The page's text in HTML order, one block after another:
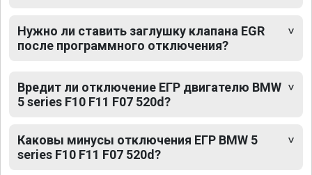
Нужно ли ставить заглушку клапана EGR
после программного отключения?
Вредит ли отключение ЕГР двигателю BMW
5 series F10 F11 F07 520d?
Каковы минусы отключения ЕГР BMW 5
series F10 F11 F07 520d?